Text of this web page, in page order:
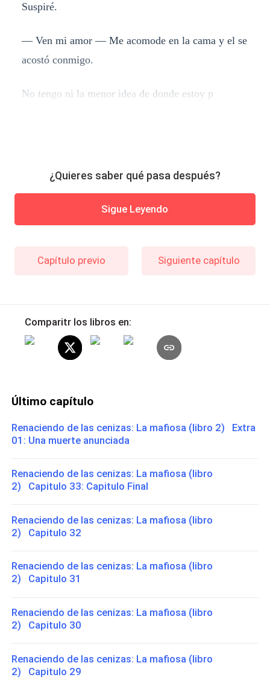
Suspiré.
— Ven mi amor — Me acomode en la cama y el se
acostó conmigo.
No tengo ni la menor idea de donde estoy p
¿Quieres saber qué pasa después?
Sigue Leyendo
Capítulo previo Siguiente capítulo
Comparitr los libros en:
Último capítulo
Renaciendo de las cenizas: La mafiosa (libro 2) Extra
01: Una muerte anunciada
Renaciendo de las cenizas: La mafiosa (libro
2) Capitulo 33: Capitulo Final
Renaciendo de las cenizas: La mafiosa (libro
2) Capitulo 32
Renaciendo de las cenizas: La mafiosa (libro
2) Capitulo 31
Renaciendo de las cenizas: La mafiosa (libro
2) Capitulo 30
Renaciendo de las cenizas: La mafiosa (libro
2) Capitulo 29